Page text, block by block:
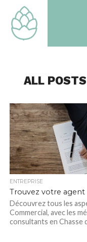
TOUT
SAVOIR
NOTRE
ALL
ENTREPRISE
Trouvez votre
Découvrez tous les
Commercial, avec les
consultants en Chasse